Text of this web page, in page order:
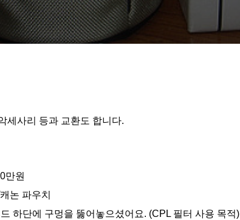
세사리 등과 교환도 합니다.
만원
논 파우치
하단에 구멍을 뚫어놓으셨어요. (CPL 필터 사용 목적)